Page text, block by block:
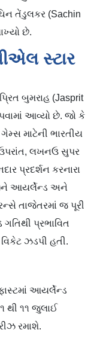
તેંડુલકર (Sachin
છે.
સ્ટાર
બુમરાહ (Jasprit
આવ્યો છે. જો કે
માટેની ભારતીય
લખનઉ સુપર
પ્રદર્શન કરનારા
આયર્લેન્ડ અને
તાજેતરમાં જ પૂરી
પ્રભાવિત
ઝડપી હતી.
આયર્લેન્ડ
થી ૧૧ જુલાઈ
રમાશે.